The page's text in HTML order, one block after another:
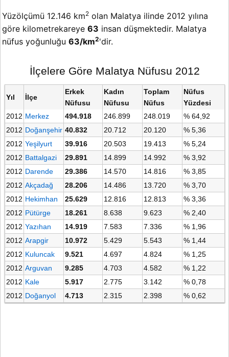
Yüzölçümü 12.146 km2 olan Malatya ilinde 2012 yılına
göre kilometrekareye 63 insan düşmektedir. Malatya
nüfus yoğunluğu 63/km2'dir.
İlçelere Göre Malatya Nüfusu 2012
Yıl İlçe
Erkek
Nüfusu
Kadın
Nüfusu
Toplam
Nüfus
Nüfus
Yüzdesi
2012 Merkez 494.918 246.899 248.019
% 64,92
2012 Doğanşehir 40.832 20.712 20.120
% 5,36
2012 Yeşilyurt 39.916 20.503 19.413
% 5,24
2012 Battalgazi 29.891 14.899 14.992
% 3,92
2012 Darende 29.386 14.570 14.816
% 3,85
2012 Akçadağ 28.206 14.486 13.720
% 3,70
2012 Hekimhan 25.629 12.816 12.813
% 3,36
2012 Pütürge 18.261 8.638 9.623
% 2,40
2012 Yazıhan 14.919 7.583 7.336
% 1,96
2012 Arapgir 10.972 5.429 5.543
% 1,44
2012 Kuluncak 9.521 4.697 4.824
% 1,25
2012 Arguvan 9.285 4.703 4.582
% 1,22
2012 Kale 5.917 2.775 3.142
% 0,78
2012 Doğanyol 4.713 2.315 2.398 % 0,62